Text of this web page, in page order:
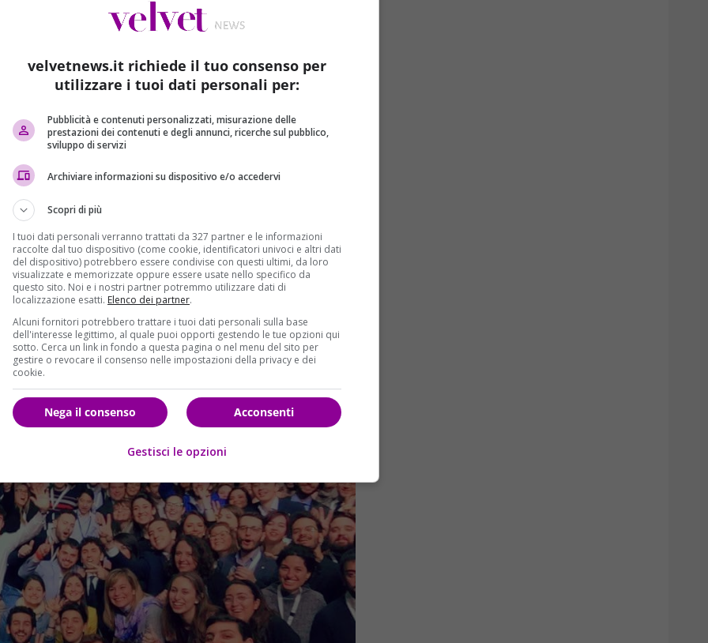
che dall’ultimo dibattito con il costituzionalista
del No al referendum, “
una preoccupazione un tantino esagerata”. Sul referendum
pazzesca, una scelta decisiva per rendere l’Italia più forte in
capillare dei più giovani
fatto la legge sul dopo di noi, le unioni civili, abbiamo
cose bisognerebbe essere orgogliosi di far parte del Partito
“. La politica, spiega, “
guardando al futuro.Shimon Peres, dice
scorsi
ha chiesto di investire in sicurezza e armamenti ma
popolo. Vorrei invitarvi ad amare i grandi del passato, ad
di innovare“. L’innovazione deve essere uno dei
possiamo rovesciare il nostro Paese, se passiamo dal
ricordando la nomina governativa di Diego
di un team che si prefigge lo scopo di digitalizzare il
velvetnews.it richiede il tuo consenso per
utilizzare i tuoi dati personali per:
Pubblicità e contenuti personalizzati, misurazione delle
prestazioni dei contenuti e degli annunci, ricerche sul pubblico,
sviluppo di servizi
Archiviare informazioni su dispositivo e/o accedervi
Scopri di più
I tuoi dati personali verranno trattati da 327 partner e le informazioni
raccolte dal tuo dispositivo (come cookie, identificatori univoci e altri dati
del dispositivo) potrebbero essere condivise con questi ultimi, da loro
visualizzate e memorizzate oppure essere usate nello specifico da
questo sito. Noi e i nostri partner potremmo utilizzare dati di
localizzazione esatti. Elenco dei partner.
Alcuni fornitori potrebbero trattare i tuoi dati personali sulla base
dell'interesse legittimo, al quale puoi opporti gestendo le tue opzioni qui
sotto. Cerca un link in fondo a questa pagina o nel menu del sito per
gestire o revocare il consenso nelle impostazioni della privacy e dei
cookie.
Acconsenti
Nega il consenso
Gestisci le opzioni